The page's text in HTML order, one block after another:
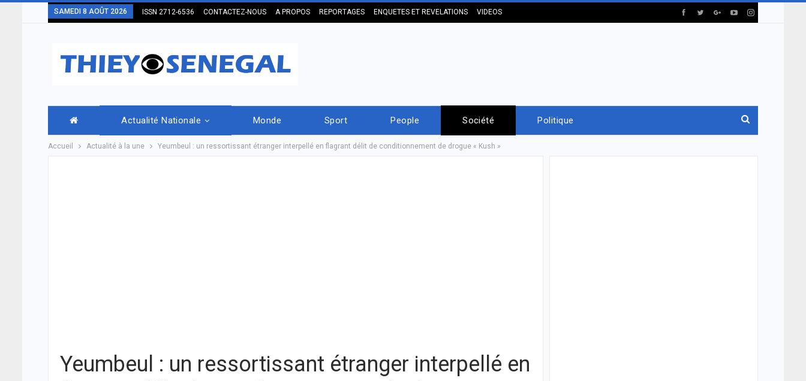
SAMEDI 8 AOÛT 2026 ISSN 2712-6536 CONTACTEZ-NOUS A PROPOS REPORTAGES ENQUETES ET REVELATIONS VIDEOS
Actualité Nationale Monde Sport People Société Politique
Accueil Actualité à la une Yeumbeul : un ressortissant étranger interpellé en flagrant délit de conditionnement de drogue « Kush »
Yeumbeul : un ressortissant étranger interpellé en